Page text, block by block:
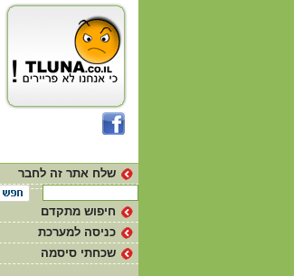
שלח אתר זה לחבר
חיפוש מתקדם
כניסה למערכת
שכחתי סיסמה